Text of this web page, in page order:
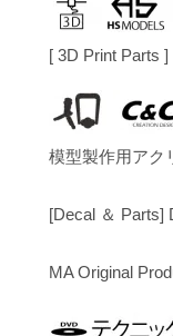
[ 3D Print Parts ]
模型製作用アク
[Decal ＆ Parts]
MA Original